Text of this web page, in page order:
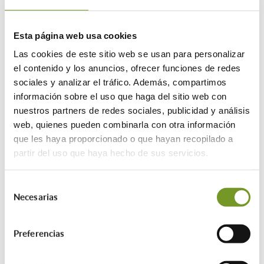
Esta página web usa cookies
Las cookies de este sitio web se usan para personalizar
el contenido y los anuncios, ofrecer funciones de redes
sociales y analizar el tráfico. Además, compartimos
información sobre el uso que haga del sitio web con
nuestros partners de redes sociales, publicidad y análisis
web, quienes pueden combinarla con otra información
que les haya proporcionado o que hayan recopilado a
partir del uso que haya hecho de sus servicios.
Necesarias
Preferencias
para los edificios con peor rendimiento
mejor calidad del aire, la digitalización
de los sistemas energéticos de los
edificios y el despliegue de
infraestructuras para la movilidad
sostenible.
Al reconocer las diferencias entre los
países de la Unión Europea en factores
como el parque de edificios existentes,
medidas de rehabilitación que mejor se
específico. Los países también pueden
eximir de las normas a varias categorías